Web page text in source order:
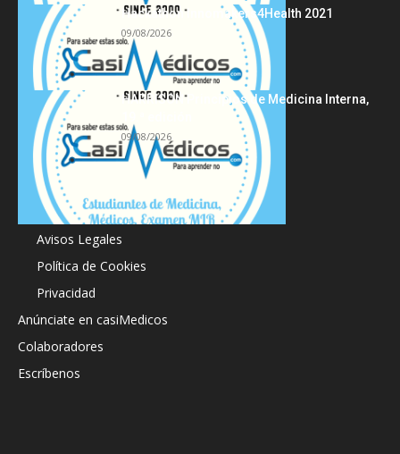
Hackathon Innomakers4Health 2021
09/08/2026
HARRISON Principios de Medicina Interna,
09/08/2026
Acerca de
Avisos Legales
Política de Cookies
Privacidad
Anúnciate en casiMedicos
Colaboradores
Escríbenos